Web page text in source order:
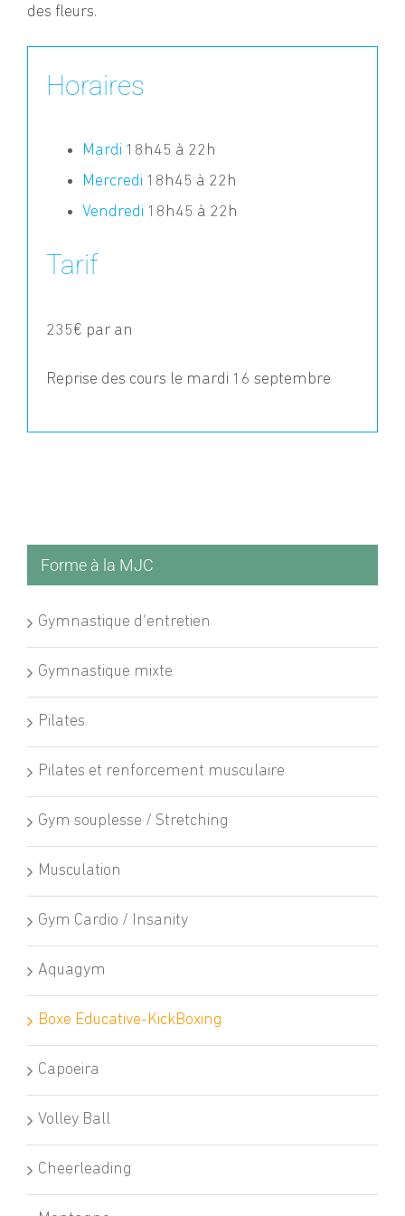
des fleurs.
Horaires
Mardi 18h45 à 22h
Mercredi 18h45 à 22h
Vendredi 18h45 à 22h
Tarif
235€ par an
Reprise des cours le mardi 16 septembre
Forme à la MJC
Gymnastique d’entretien
Gymnastique mixte
Pilates
Pilates et renforcement musculaire
Gym souplesse / Stretching
Musculation
Gym Cardio / Insanity
Aquagym
Boxe Educative-KickBoxing
Capoeira
Volley Ball
Cheerleading